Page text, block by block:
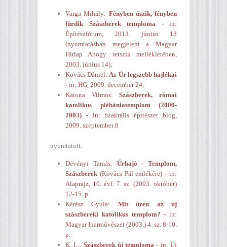
Varga Mihály: Fényben úszik, fényben
fürdik Szászberek temploma - in:
Építészfórum, 2013. június 13
(nyomtatásban megjelent a Magyar
Hírlap Ahogy tetszik mellékletében,
2003. június 14);
Kovács Dániel: Az Úr legszebb hajlékai
- in: HG, 2009. december 24;
Katona Vilmos:Szászberek, római
katolikus plébániatemplom (2000-
2003) - in: Szakrális építészet blog,
2009. szeptember 8
nyomtatott:
Dévényi Tamás: Űrhajó - Templom,
Szászberek (Kovács Pál emlékére) - in:
Alaprajz, 10. évf. 7. sz. (2003. október)
12-15. p
Kérész Gyula: Mit üzen az új
szászbereki katolikus templom? - in:
Magyar Iparművészet (2003.) 4. sz. 8-10.
p.
K. L.: Szászberek új temploma - in: Új